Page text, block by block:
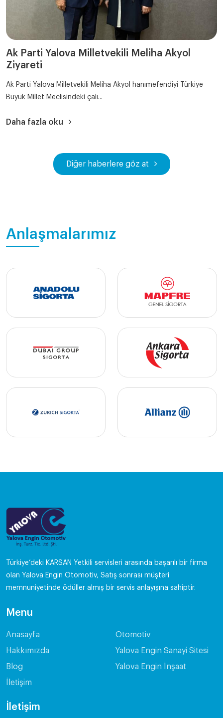
Ak Parti Yalova Milletvekili Meliha Akyol
Ziyareti
Ak Parti Yalova Milletvekili Meliha Akyol hanımefendiyi Türkiye
Büyük Millet Meclisindeki çalı...
Daha fazla oku
Diğer haberlere göz at
Anlaşmalarımız
Türkiye’deki KARSAN Yetkili servisleri arasında başarılı bir firma
olan Yalova Engin Otomotiv, Satış sonrası müşteri
memnuniyetinde ödüller almış bir servis anlayışına sahiptir.
Menu
Anasayfa
Hakkımızda
Blog
İletişim
Otomotiv
Yalova Engin Sanayi Sitesi
Yalova Engin İnşaat
İletişim